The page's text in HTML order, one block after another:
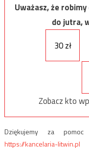
Uważasz, że
do jutra,
30 zł
Zobacz kto
Dziękujemy za
https://kancelaria-litwin.pl